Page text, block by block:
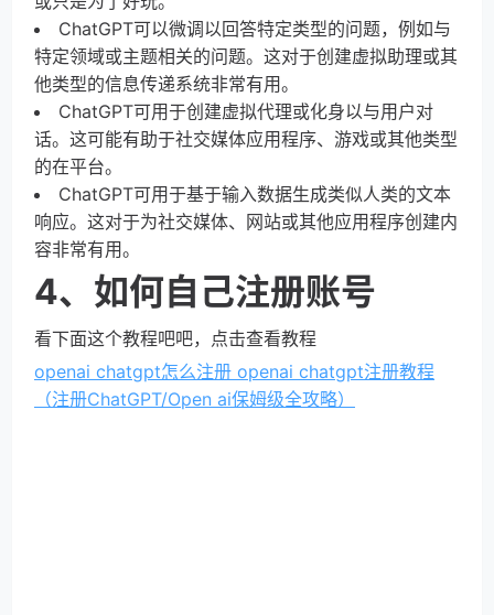
ChatGPT可以微调以回答特定类型的问题，例如与
特定领域或主题相关的问题。这对于创建虚拟助理或其
他类型的信息传递系统非常有用。
ChatGPT可用于创建虚拟代理或化身以与用户对
话。这可能有助于社交媒体应用程序、游戏或其他类型
的在平台。
ChatGPT可用于基于输入数据生成类似人类的文本
响应。这对于为社交媒体、网站或其他应用程序创建内
容非常有用。
4、如何自己注册账号
看下面这个教程吧吧，点击查看教程
openai chatgpt怎么注册 openai chatgpt注册教程
（注册ChatGPT/Open ai保姆级全攻略）